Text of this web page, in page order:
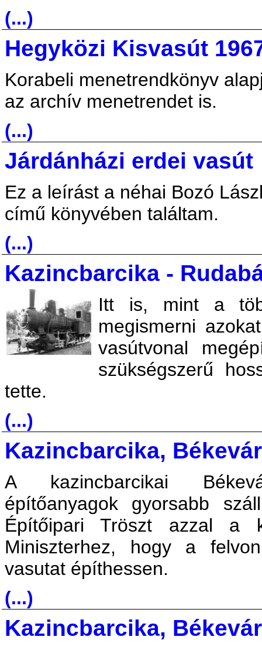
(...)
Hegyközi Kisvasút
Korabeli menetrendkönyv
az archív menetrendet is.
(...)
Járdánházi erdei vasút
Ez a leírást a néhai Bozó
című könyvében találtam.
(...)
Kazincbarcika -
Itt is, mint a
megismerni
vasútvonal
szükségszerű
tette.
(...)
Kazincbarcika,
A kazincbarcikai
építőanyagok gyorsabb
Építőipari Tröszt azzal a
Miniszterhez, hogy a
vasutat építhessen.
(...)
Kazincbarcika,